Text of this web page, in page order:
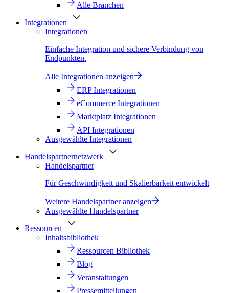
Alle Branchen
Integrationen
Integrationen
Einfache Integration und sichere Verbindung von
Endpunkten.
Alle Integrationen anzeigen
ERP Integrationen
eCommerce Integrationen
Marktplatz Integrationen
API Integrationen
Ausgewählte Integrationen
Handelspartnernetzwerk
Handelspartner
Für Geschwindigkeit und Skalierbarkeit entwickelt
Weitere Handelspartner anzeigen
Ausgewählte Handelspartner
Ressourcen
Inhaltsbibliothek
Ressourcen Bibliothek
Blog
Veranstaltungen
Pressemitteilungen